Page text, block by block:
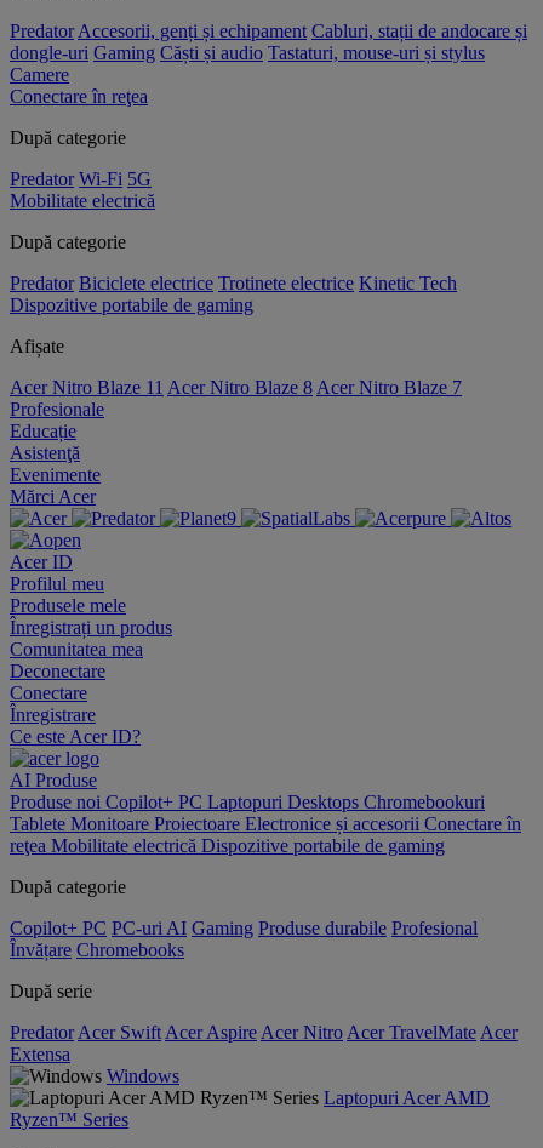
Predator Accesorii, genți și echipament Cabluri, stații de andocare și
dongle-uri Gaming Căști și audio Tastaturi, mouse-uri și stylus
Camere
Conectare în reţea
După categorie
Predator Wi-Fi 5G
Mobilitate electrică
După categorie
Predator Biciclete electrice Trotinete electrice Kinetic Tech
Dispozitive portabile de gaming
Afișate
Acer Nitro Blaze 11 Acer Nitro Blaze 8 Acer Nitro Blaze 7
Profesionale
Educație
Asistenţă
Evenimente
Mărci Acer
Acer ID
Profilul meu
Produsele mele
Înregistrați un produs
Comunitatea mea
Deconectare
Conectare
Înregistrare
Ce este Acer ID?
AI Produse
Produse noi Copilot+ PC Laptopuri Desktops Chromebookuri
Tablete Monitoare Proiectoare Electronice și accesorii Conectare în
reţea Mobilitate electrică Dispozitive portabile de gaming
După categorie
Copilot+ PC PC-uri AI Gaming Produse durabile Profesional
Învățare Chromebooks
După serie
Predator Acer Swift Acer Aspire Acer Nitro Acer TravelMate Acer
Extensa
Windows
Laptopuri Acer AMD
Ryzen™ Series